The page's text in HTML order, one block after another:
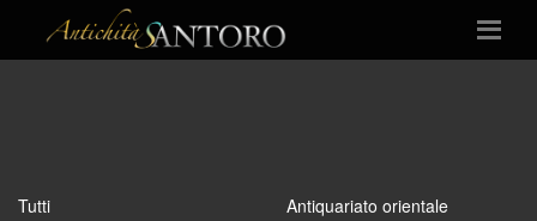
Tutti Antiquariato orientale